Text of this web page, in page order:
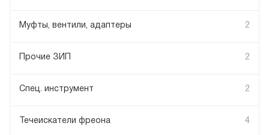
Муфты, вентили, адаптеры 2
Прочие ЗИП 2
Спец. инструмент 2
Течеискатели фреона 4